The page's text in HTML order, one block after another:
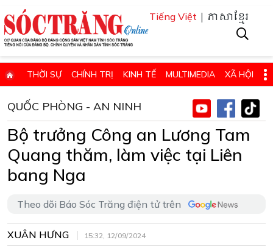
Tiếng Việt | ភាសាខ្មែរ
THỜI SỰ CHÍNH TRỊ KINH TẾ MULTIMEDIA XÃ HỘI
PHÁP LUẬT GIÁO DỤC - KHOA HỌC & CÔNG NGHỆ
QUỐC PHÒNG - AN NINH QUỐC TẾ SỨC KHỎE VÀ ĐỜI SỐNG
VĂN HÓA - THỂ THAO - DU LỊCH CHUYÊN ĐỀ
ĐIỂM BÁO - TIN VẮN ĐỊA PHƯƠNG THÔNG TIN CẦN BIẾT
HỌC TẬP VÀ LÀM THEO TƯ TƯỞNG, ĐẠO ĐỨC, PHONG CÁCH HỒ
ĐẶT BÁO GIẤY ONLINE
QUỐC PHÒNG - AN NINH
Bộ trưởng Công an Lương Tam
Quang thăm, làm việc tại Liên
bang Nga
Theo dõi Báo Sóc Trăng điện tử trên
XUÂN HƯNG 15:32, 12/09/2024